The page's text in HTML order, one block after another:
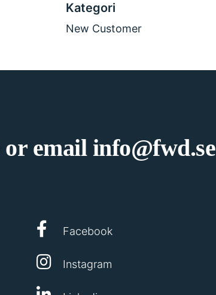
Kategori
New Customer
or email info@fwd.se
Facebook
Instagram